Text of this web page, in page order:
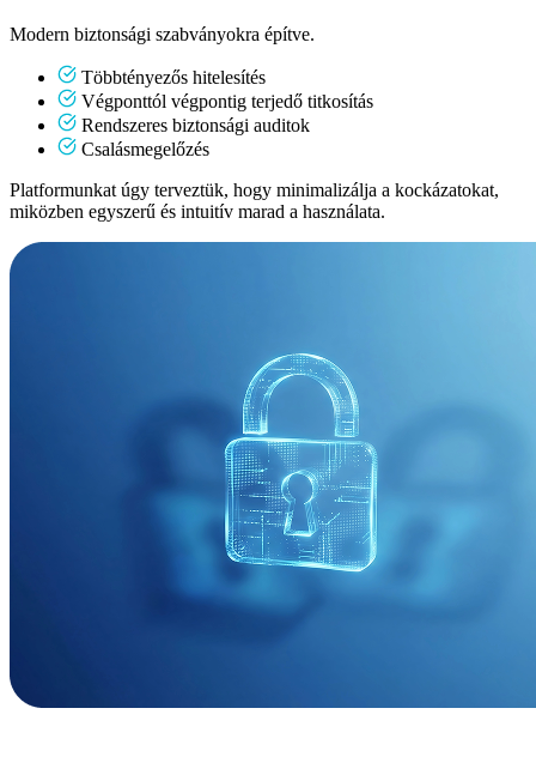
Modern biztonsági szabványokra építve.
Többtényezős hitelesítés
Végponttól végpontig terjedő titkosítás
Rendszeres biztonsági auditok
Csalásmegelőzés
Platformunkat úgy terveztük, hogy minimalizálja a kockázatokat,
miközben egyszerű és intuitív marad a használata.